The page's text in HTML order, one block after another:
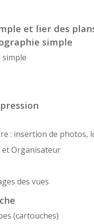
et lier des
simple
: insertion de photos,
Organisateur
des vues
(cartouches)